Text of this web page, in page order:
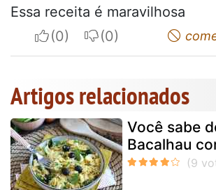
Essa receita é maravilhosa
I apreciateI do not
Artigos relacionados
Você sabe
Bacalhau